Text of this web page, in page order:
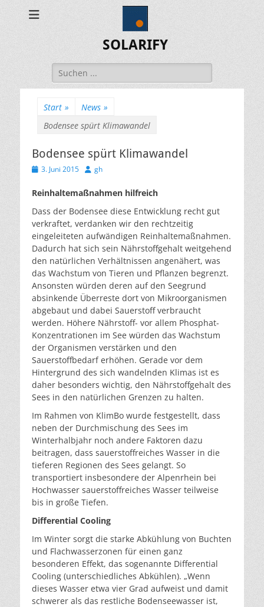
SOLARIFY
Suchen
nach:
Start » News »
Bodensee spürt Klimawandel
Bodensee spürt Klimawandel
Veröffentlicht
3. Juni 2015 Autor
gh
Reinhaltemaßnahmen hilfreich
Dass der Bodensee diese Entwicklung recht gut
verkraftet, verdanken wir den rechtzeitig
eingeleiteten aufwändigen Reinhaltemaßnahmen.
Dadurch hat sich sein Nährstoffgehalt weitgehend
den natürlichen Verhältnissen angenähert, was
das Wachstum von Tieren und Pflanzen begrenzt.
Ansonsten würden deren auf den Seegrund
absinkende Überreste dort von Mikroorganismen
abgebaut und dabei Sauerstoff verbraucht
werden. Höhere Nährstoff- vor allem Phosphat-
Konzentrationen im See würden das Wachstum
der Organismen verstärken und den
Sauerstoffbedarf erhöhen. Gerade vor dem
Hintergrund des sich wandelnden Klimas ist es
daher besonders wichtig, den Nährstoffgehalt des
Sees in den natürlichen Grenzen zu halten.
Im Rahmen von KlimBo wurde festgestellt, dass
neben der Durchmischung des Sees im
Winterhalbjahr noch andere Faktoren dazu
beitragen, dass sauerstoffreiches Wasser in die
tieferen Regionen des Sees gelangt. So
transportiert insbesondere der Alpenrhein bei
Hochwasser sauerstoffreiches Wasser teilweise
bis in große Tiefen.
Differential Cooling
Im Winter sorgt die starke Abkühlung von Buchten
und Flachwasserzonen für einen ganz
besonderen Effekt, das sogenannte Differential
Cooling (unterschiedliches Abkühlen). „Wenn
dieses Wasser etwa vier Grad aufweist und damit
schwerer als das restliche Bodenseewasser ist,